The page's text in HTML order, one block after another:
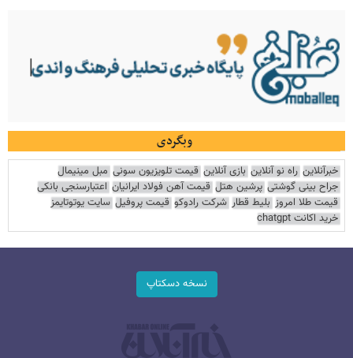
وبگردی
خبرآنلاین راه نو آنلاین بازی آنلاین قیمت تلویزیون سونی مبل مینیمال
جراح بینی گوشتی پرشین هتل قیمت آهن فولاد ایرانیان اعتبارسنجی بانکی
قیمت طلا امروز بلیط قطار شرکت رادوکو قیمت پروفیل سایت یوتوتایمز
خرید اکانت chatgpt
نسخه دسکتاپ